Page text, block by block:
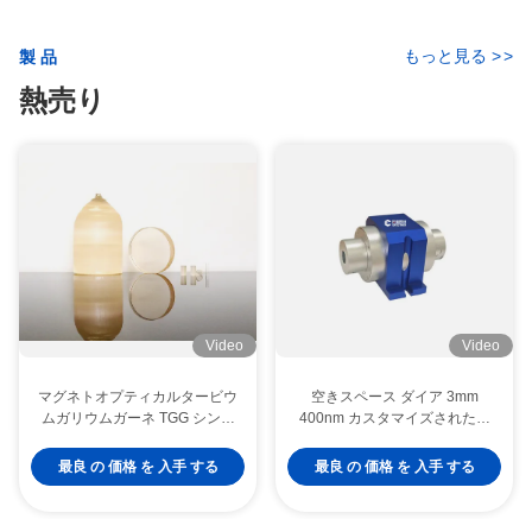
製品
熱売り
もっと見る >>
Video
マグネトオプティカルタービウ
ムガリウムガーネ TGG シング
最良 の 価格 を 入手 する
Video
空きスペース ダイア 3mm
400nm カスタマイズされたフ
最良 の 価格 を 入手 する